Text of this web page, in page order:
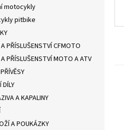
motocykly
pitbike
PŘÍSLUŠENSTVÍ CFMOTO
PŘÍSLUŠENSTVÍ MOTO A ATV
DÍLY
A KAPALINY
A POUKÁZKY